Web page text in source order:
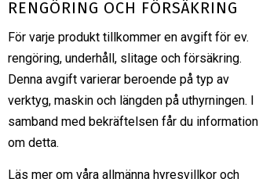
RENGÖRING OCH FÖRSÄKRING
För varje produkt tillkommer en avgift för ev.
rengöring, underhåll, slitage och försäkring.
Denna avgift varierar beroende på typ av
verktyg, maskin och längden på uthyrningen. I
samband med bekräftelsen får du information
om detta.
Läs mer om våra allmänna hyresvillkor och